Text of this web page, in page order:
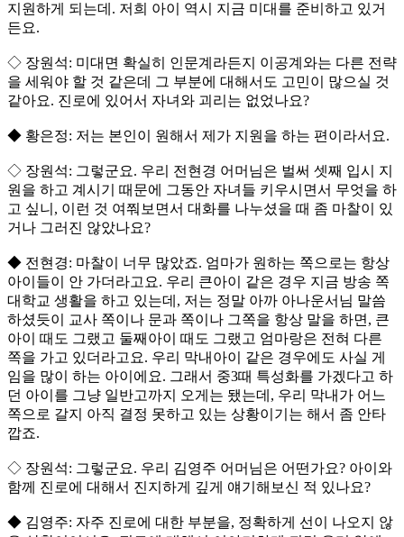
지원하게 되는데. 저희 아이 역시 지금 미대를 준비하고 있거
든요.
◇ 장원석: 미대면 확실히 인문계라든지 이공계와는 다른 전략
을 세워야 할 것 같은데 그 부분에 대해서도 고민이 많으실 것
같아요. 진로에 있어서 자녀와 괴리는 없었나요?
◆ 황은정: 저는 본인이 원해서 제가 지원을 하는 편이라서요.
◇ 장원석: 그렇군요. 우리 전현경 어머님은 벌써 셋째 입시 지
원을 하고 계시기 때문에 그동안 자녀들 키우시면서 무엇을 하
고 싶니, 이런 것 여쭤보면서 대화를 나누셨을 때 좀 마찰이 있
거나 그러진 않았나요?
◆ 전현경: 마찰이 너무 많았죠. 엄마가 원하는 쪽으로는 항상
아이들이 안 가더라고요. 우리 큰아이 같은 경우 지금 방송 쪽
대학교 생활을 하고 있는데, 저는 정말 아까 아나운서님 말씀
하셨듯이 교사 쪽이나 문과 쪽이나 그쪽을 항상 말을 하면, 큰
아이 때도 그랬고 둘째아이 때도 그랬고 엄마랑은 전혀 다른
쪽을 가고 있더라고요. 우리 막내아이 같은 경우에도 사실 게
임을 많이 하는 아이에요. 그래서 중3때 특성화를 가겠다고 하
던 아이를 그냥 일반고까지 오게는 됐는데, 우리 막내가 어느
쪽으로 갈지 아직 결정 못하고 있는 상황이기는 해서 좀 안타
깝죠.
◇ 장원석: 그렇군요. 우리 김영주 어머님은 어떤가요? 아이와
함께 진로에 대해서 진지하게 깊게 얘기해보신 적 있나요?
◆ 김영주: 자주 진로에 대한 부분을, 정확하게 선이 나오지 않